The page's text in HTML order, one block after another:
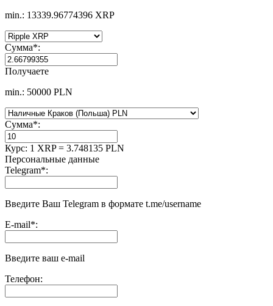
min.: 13339.96774396 XRP
Сумма*:
Получаете
min.: 50000 PLN
Сумма*:
Курс: 1 XRP = 3.748135 PLN
Персональные данные
Telegram*:
Введите Ваш Telegram в формате t.me/username
E-mail*:
Введите ваш e-mail
Телефон: